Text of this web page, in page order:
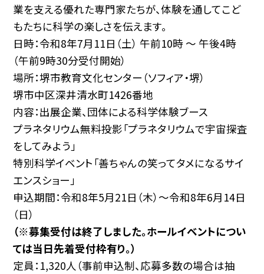
業を支える優れた専門家たちが、体験を通してこど
もたちに科学の楽しさを伝えます。
日時：令和8年7月11日（土） 午前10時 ～ 午後4時
（午前9時30分受付開始）
場所：堺市教育文化センター（ソフィア・堺）
堺市中区深井清水町1426番地
内容：出展企業、団体による科学体験ブース
プラネタリウム無料投影「プラネタリウムで宇宙探査
をしてみよう」
特別科学イベント「善ちゃんの笑ってタメになるサイ
エンスショー」
申込期間：令和8年5月21日（木）～令和8年6月14日
（日）
（※募集受付は終了しました。ホールイベントについ
ては当日先着受付枠有り。）
定員：1,320人（事前申込制、応募多数の場合は抽